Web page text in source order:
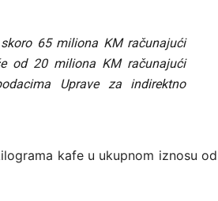
65 miliona KM računajući
od 20 miliona KM računajući
Uprave za indirektno
kafe u ukupnom iznosu od